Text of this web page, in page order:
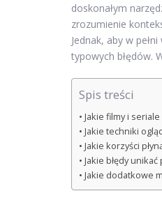
doskonałym
zrozumienie
Jednak, aby w
typowych błędów.
Spis treści
Jakie filmy i
Jakie techniki
Jakie korzyści
Jakie błędy
Jakie dodatkowe